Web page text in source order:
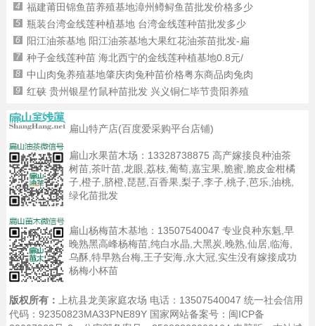
4 福建莆田锦鱼苗养殖基地漳州鳟鲟鱼苗批发价格多少
5 瓶装台湾金线莲种植基地 台湾金线莲种苗批发多少
6 阳江油茶基地 阳江油茶基地大果红花油茶苗批发-扁
7 种子金线莲种苗 海北西宁的金线莲种植基地0.8元/
8 中山肉兔养殖基地肇庆肉兔种苗价格粤东商品肉兔肉
9 红硖 贵州银星竹鼠种苗批发 兴义铜仁毕节贵阳养殖
扁山特产店(百度爱采购平台店铺)
扁山水果苗木场： 13328738875 高产嫁接良种油茶
树苗,茶叶苗,龙眼,荔枝,葡萄,嘉宝果,脆蜜,脆皮金柑橘
子,橙子,脐橙,琵琶,百香果,梨子,李子,桃子,芭乐,油桃,
绿化苗批发
扁山杨梅苗木基地： 13507540047 专业良种东魁,早
晚熟黑高峰杨梅苗,纯白水晶,大黑炭,晚熟,仙居,临海,
乌酥,特早熟台梅,王子安海,永大冠,实生没有嫁接成功
杨梅小杯苗
版权所有：
上杭县龙美家庭农场 电话：13507540047 统一社会信用
代码：92350823MA33PNE89Y 国家网站备案号： 闽ICP备